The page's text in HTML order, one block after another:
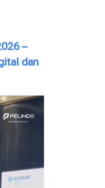
–
dan